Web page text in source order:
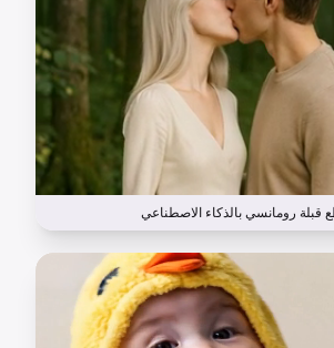
قبلة رومانسي بالذكاء الاصطناعي